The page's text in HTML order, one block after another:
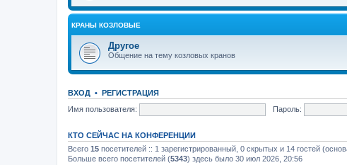
КРАНЫ КОЗЛОВЫЕ
Другое
Общение на тему козловых кранов
ВХОД • РЕГИСТРАЦИЯ
Имя пользователя:
Пароль:
КТО СЕЙЧАС НА КОНФЕРЕНЦИИ
Всего 15 посетителей :: 1 зарегистрированный, 0 скрытых и 14 гостей
Больше всего посетителей (5343) здесь было 30 июл 2026, 20:56